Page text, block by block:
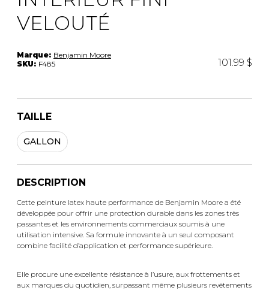
VELOUTÉ
Marque: Benjamin Moore
SKU: F485 101.99 $
TAILLE
GALLON
DESCRIPTION
Cette peinture latex haute performance de Benjamin Moore a été
développée pour offrir une protection durable dans les zones très
passantes et les environnements commerciaux soumis à une
utilisation intensive. Sa formule innovante à un seul composant
combine facilité d’application et performance supérieure.
Elle procure une excellente résistance à l’usure, aux frottements et
aux marques du quotidien, surpassant même plusieurs revêtements